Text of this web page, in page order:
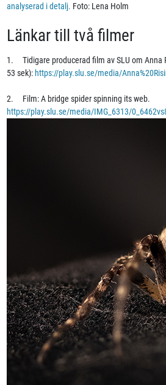
analyserad i detalj. Foto: Lena Holm
Länkar till två filmer
1. Tidigare producerad film av SLU om Anna
53 sek): https://play.slu.se/media/
2. Film: A bridge spider spinning its web.
https://play.slu.se/media/IMG_6313/